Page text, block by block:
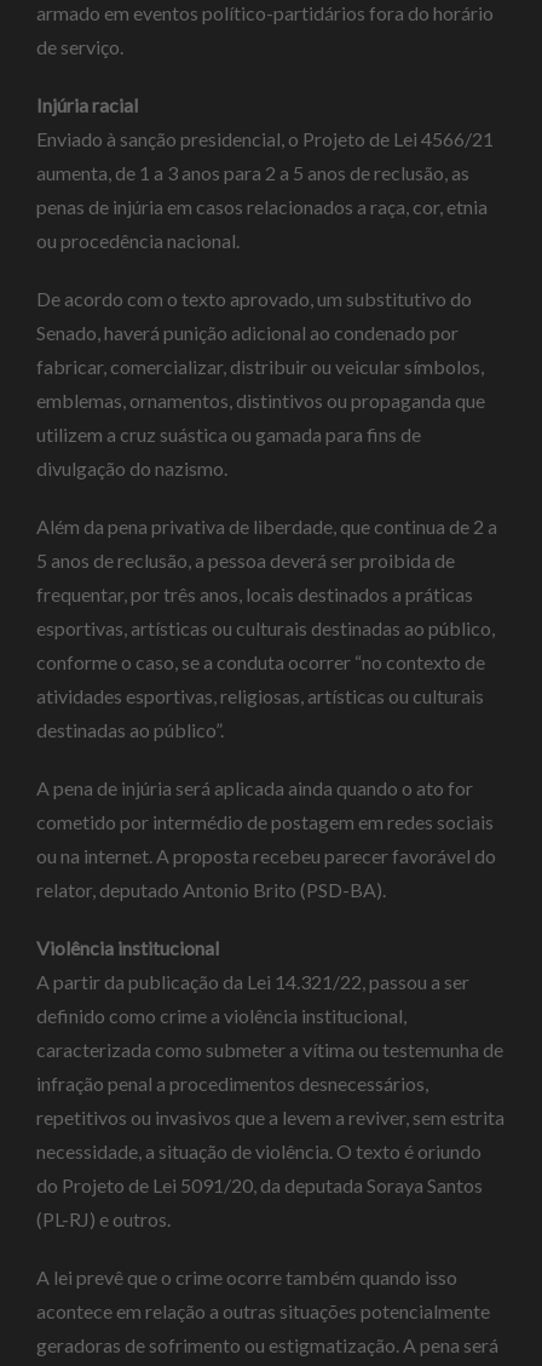
armado em eventos político-partidários fora do horário
de serviço.
Injúria racial
Enviado à sanção presidencial, o Projeto de Lei 4566/21
aumenta, de 1 a 3 anos para 2 a 5 anos de reclusão, as
penas de injúria em casos relacionados a raça, cor, etnia
ou procedência nacional.
De acordo com o texto aprovado, um substitutivo do
Senado, haverá punição adicional ao condenado por
fabricar, comercializar, distribuir ou veicular símbolos,
emblemas, ornamentos, distintivos ou propaganda que
utilizem a cruz suástica ou gamada para fins de
divulgação do nazismo.
Além da pena privativa de liberdade, que continua de 2 a
5 anos de reclusão, a pessoa deverá ser proibida de
frequentar, por três anos, locais destinados a práticas
esportivas, artísticas ou culturais destinadas ao público,
conforme o caso, se a conduta ocorrer “no contexto de
atividades esportivas, religiosas, artísticas ou culturais
destinadas ao público”.
A pena de injúria será aplicada ainda quando o ato for
cometido por intermédio de postagem em redes sociais
ou na internet. A proposta recebeu parecer favorável do
relator, deputado Antonio Brito (PSD-BA).
Violência institucional
A partir da publicação da Lei 14.321/22, passou a ser
definido como crime a violência institucional,
caracterizada como submeter a vítima ou testemunha de
infração penal a procedimentos desnecessários,
repetitivos ou invasivos que a levem a reviver, sem estrita
necessidade, a situação de violência. O texto é oriundo
do Projeto de Lei 5091/20, da deputada Soraya Santos
(PL-RJ) e outros.
A lei prevê que o crime ocorre também quando isso
acontece em relação a outras situações potencialmente
geradoras de sofrimento ou estigmatização. A pena será